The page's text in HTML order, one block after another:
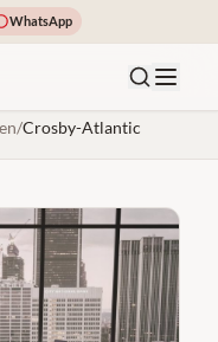
WhatsApp
/Crosby-Atlantic